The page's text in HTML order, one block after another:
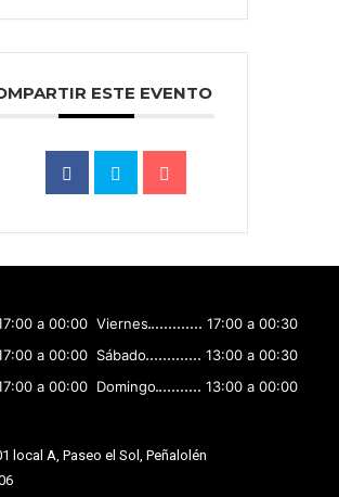
ESTE EVENTO
a 00:00
a 00:00
a 00:00
Viernes
17:00 a 00:30
Sábado
13:00 a 00:30
Domingo
13:00 a 00:00
local A, Paseo el Sol, Peñalolén